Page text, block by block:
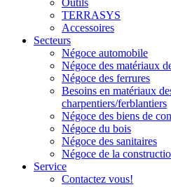
Outils
TERRASYS
Accessoires
Secteurs
Négoce automobile
Négoce des matériaux
Négoce des ferrures
Besoins en matériaux
charpentiers/ferblantiers
Négoce des biens de
Négoce du bois
Négoce des sanitaires
Négoce de la
Service
Contactez vous!